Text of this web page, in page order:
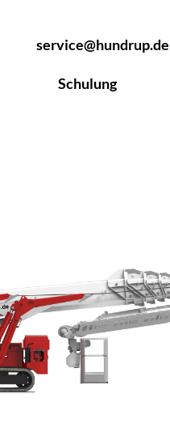
service@hundrup.de
Schulung